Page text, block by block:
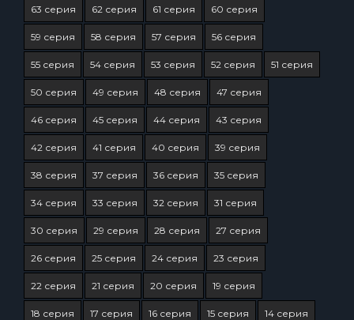
63 серия 62 серия 61 серия 60 серия
59 серия 58 серия 57 серия 56 серия
55 серия 54 серия 53 серия 52 серия 51 серия
50 серия 49 серия 48 серия 47 серия
46 серия 45 серия 44 серия 43 серия
42 серия 41 серия 40 серия 39 серия
38 серия 37 серия 36 серия 35 серия
34 серия 33 серия 32 серия 31 серия
30 серия 29 серия 28 серия 27 серия
26 серия 25 серия 24 серия 23 серия
22 серия 21 серия 20 серия 19 серия
18 серия 17 серия 16 серия 15 серия 14 серия